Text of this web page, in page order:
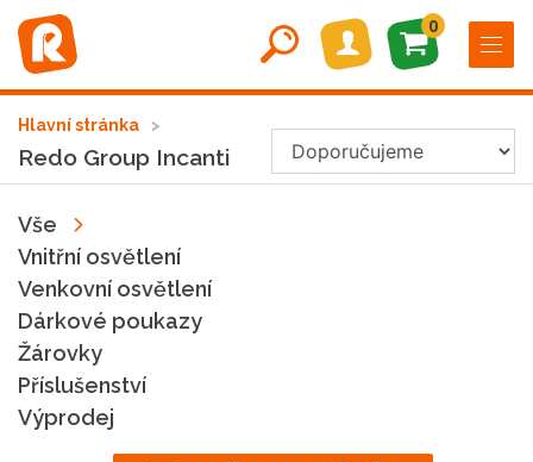
0
Hlavní stránka
Redo Group Incanti
Vše
Vnitřní osvětlení
Venkovní osvětlení
Dárkové poukazy
Žárovky
Příslušenství
Výprodej